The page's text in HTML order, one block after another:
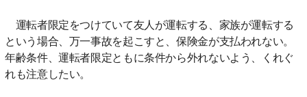
運転者限定をつけていて友人が運転する、家族が運転する
という場合、万一事故を起こすと、保険金が支払われない。
年齢条件、運転者限定ともに条件から外れないよう、くれぐ
れも注意したい。